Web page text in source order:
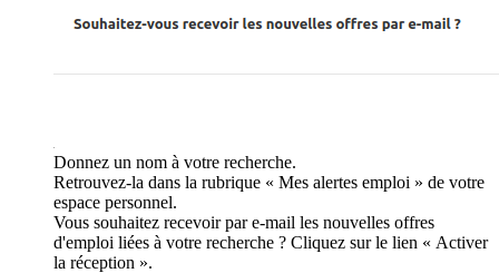
Donnez un nom à votre recherche.
Retrouvez-la dans la rubrique « Mes alertes emploi » de votre
espace personnel.
Vous souhaitez recevoir par e-mail les nouvelles offres
d'emploi liées à votre recherche ? Cliquez sur le lien « Activer
la réception ».